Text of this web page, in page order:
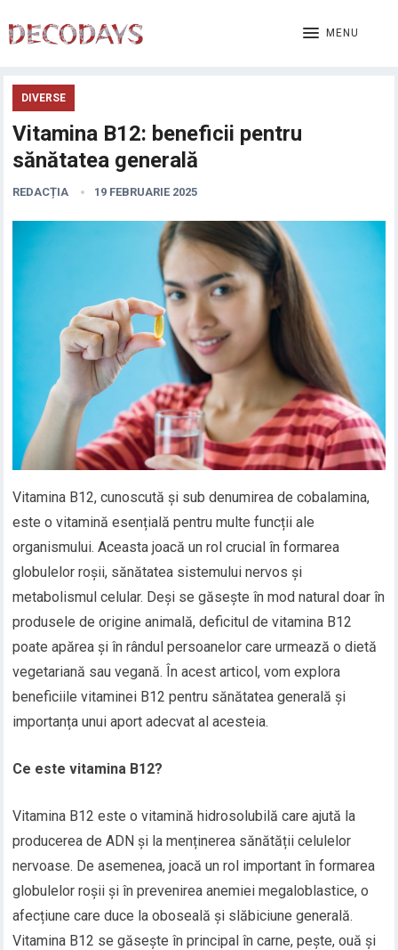
MENU
DIVERSE
Vitamina B12: beneficii pentru
sănătatea generală
REDACȚIA 19 FEBRUARIE 2025
Vitamina B12, cunoscută și sub denumirea de cobalamina,
este o vitamină esențială pentru multe funcții ale
organismului. Aceasta joacă un rol crucial în formarea
globulelor roșii, sănătatea sistemului nervos și
metabolismul celular. Deși se găsește în mod natural doar în
produsele de origine animală, deficitul de vitamina B12
poate apărea și în rândul persoanelor care urmează o dietă
vegetariană sau vegană. În acest articol, vom explora
beneficiile vitaminei B12 pentru sănătatea generală și
importanța unui aport adecvat al acesteia.
Ce este vitamina B12?
Vitamina B12 este o vitamină hidrosolubilă care ajută la
producerea de ADN și la menținerea sănătății celulelor
nervoase. De asemenea, joacă un rol important în formarea
globulelor roșii și în prevenirea anemiei megaloblastice, o
afecțiune care duce la oboseală și slăbiciune generală.
Vitamina B12 se găsește în principal în carne, pește, ouă și